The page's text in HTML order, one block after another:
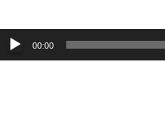
Аудиоплеер
00:00